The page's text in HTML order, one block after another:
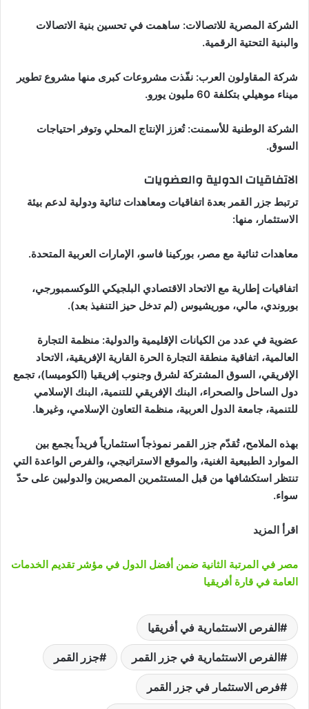
الشركة المصرية للاتصالات: ساهمت في تحسين بنية الاتصالات
والبنية التحتية الرقمية.
شركة المقاولون العرب: نفّذت مشروعات كبرى منها مشروع تطوير
ميناء موهيلي بتكلفة 60 مليون يورو.
الشركة الوطنية للأسمنت: تُعزز الإنتاج المحلي وتوفر احتياجات
السوق.
الاتفاقيات الدولية والعضويات
ترتبط جزر القمر بعدة اتفاقيات ومعاهدات ثنائية ودولية لدعم بيئة
الاستثمار، منها:
معاهدات ثنائية مع مصر، بوركينا فاسو، الإمارات العربية المتحدة.
اتفاقيات إطارية مع الاتحاد الاقتصادي البلجيكي اللوكسمبورجي،
بوروندي، مالي، موريشيوس (لم تدخل حيز التنفيذ بعد).
عضوية في عدد من الكيانات الإقليمية والدولية: منظمة التجارة
العالمية، اتفاقية منطقة التجارة الحرة القارية الإفريقية، الاتحاد
الإفريقي، السوق المشتركة لشرق وجنوب إفريقيا (الكوميسا)، تجمع
دول الساحل والصحراء، البنك الإفريقي للتنمية، البنك الإسلامي
للتنمية، جامعة الدول العربية، منظمة التعاون الإسلامي، وغيرها.
بهذه الملامح، تُقدّم جزر القمر نموذجاً استثمارياً فريداً يجمع بين
الموارد الطبيعية الغنية، والموقع الاستراتيجي، والفرص الواعدة التي
تنتظر استكشافها من قبل المستثمرين المصريين والدوليين على حدّ
سواء.
اقرأ المزيد
مصر في المرتبة الثانية ضمن أفضل الدول في مؤشر تقديم الخدمات
العامة في قارة أفريقيا
الفرص الاستثمارية في أفريقيا
الفرص الاستثمارية في جزر القمر جزر القمر
فرص الاستثمار في جزر القمر